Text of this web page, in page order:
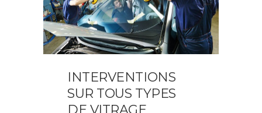
INTERVENTIONS
SUR TOUS TYPES